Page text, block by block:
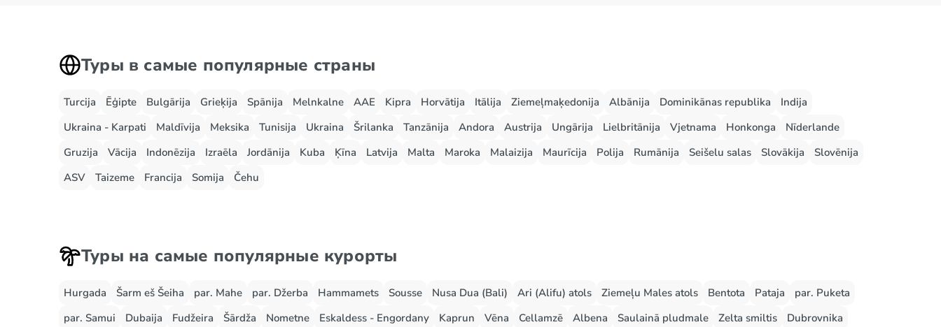
Туры в самые популярные страны
Turcija Ēģipte Bulgārija Grieķija Spānija Melnkalne AAE Kipra Horvātija Itālija Ziemeļmaķedonija Albānija Dominikānas republika
Indija
Ukraina - Karpati
Maldīvija Meksika Tunisija Ukraina Šrilanka Tanzānija Andora Austrija Ungārija Lielbritānija Vjetnama Honkonga
Nīderlande
Gruzija
Vācija Indonēzija Izraēla Jordānija Kuba Ķīna Latvija Malta Maroka Malaizija Maurīcija Polija Rumānija Seišelu salas Slovākija
Slovēnija
ASV
Taizeme Francija Somija Čehu
Туры на самые популярные курорты
Hurgada Šarm eš Šeiha par. Mahe par. Džerba Hammamets Sousse Nusa Dua (Bali) Ari (Alifu) atols Ziemeļu Males atols Bentota Pataja
par. Puketa
par. Samui
Dubaija Fudžeira Šārdža Nometne Eskaldess - Engordany Kaprun Vēna Cellamzē Albena Saulainā pludmale Zelta smiltis
Dubrovnika